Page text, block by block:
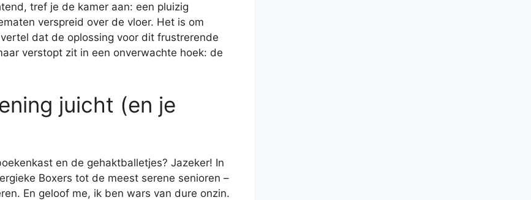
tref je de kamer aan: een pluizig
verspreid over de vloer. Het is om
dat de oplossing voor dit frustrerende
verstopt zit in een onverwachte hoek: de
juicht (en je
en de gehaktballetjes? Jazeker! In
Boxers tot de meest serene senioren –
En geloof me, ik ben wars van dure onzin.